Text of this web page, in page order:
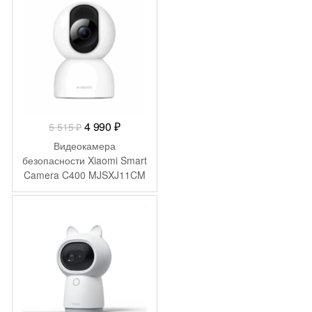
5 515₽ Первоначальная
цена
составляла
5
515 ₽.
4 990 ₽Текущая
4
990 ₽.
Видеокамера
безопасности Xiaomi Smart
Camera C400 MJSXJ11CM
(BHR6619GL)